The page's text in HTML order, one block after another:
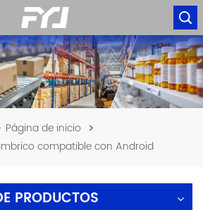
Página de inicio
compatible con Android
PRODUCTOS